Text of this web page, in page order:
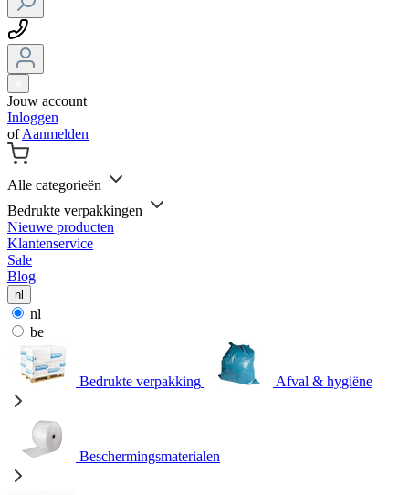
Jouw account
Inloggen
ofAanmelden
Alle categorieën
Bedrukte verpakkingen
Nieuwe producten
Klantenservice
Sale
Blog
nl
nl
be
Bedrukte verpakking Afval & hygiëne
Beschermingsmaterialen